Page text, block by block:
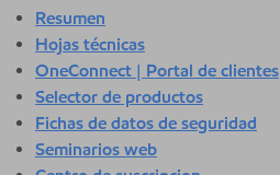
Resumen
Hojas técnicas
OneConnect | Portal de clientes
Selector de productos
Fichas de datos de seguridad
Seminarios web